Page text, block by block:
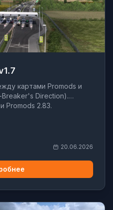
картами Promods и
Breaker's Direction).
Promods 2.83.
20.06.2026